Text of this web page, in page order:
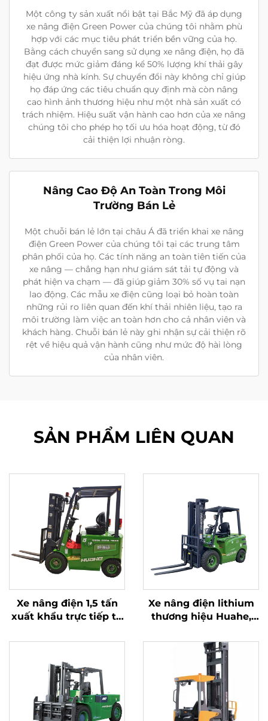
Một công ty sản xuất nổi bật tại Bắc Mỹ đã áp dụng
xe nâng điện Green Power của chúng tôi nhằm phù
hợp với các mục tiêu phát triển bền vững của họ.
Bằng cách chuyển sang sử dụng xe nâng điện, họ đã
đạt được mức giảm đáng kể 50% lượng khí thải gây
hiệu ứng nhà kính. Sự chuyển đổi này không chỉ giúp
họ đáp ứng các tiêu chuẩn quy định mà còn nâng
cao hình ảnh thương hiệu như một nhà sản xuất có
trách nhiệm. Hiệu suất vận hành cao hơn của xe nâng
chúng tôi cho phép họ tối ưu hóa hoạt động, từ đó
cải thiện lợi nhuận ròng.
Nâng Cao Độ An Toàn Trong Môi
Trường Bán Lẻ
Một chuỗi bán lẻ lớn tại châu Á đã triển khai xe nâng
điện Green Power của chúng tôi tại các trung tâm
phân phối của họ. Các tính năng an toàn tiên tiến của
xe nâng — chẳng hạn như giám sát tải tự động và
phát hiện va chạm — đã giúp giảm 30% số vụ tai nạn
lao động. Các mẫu xe điện cũng loại bỏ hoàn toàn
những rủi ro liên quan đến khí thải nhiên liệu, tạo ra
môi trường làm việc an toàn hơn cho cả nhân viên và
khách hàng. Chuỗi bán lẻ này ghi nhận sự cải thiện rõ
rệt về hiệu quả vận hành cũng như mức độ hài lòng
của nhân viên.
SẢN PHẨM LIÊN QUAN
Xe nâng điện 1,5 tấn
xuất khẩu trực tiếp từ
nhận CE, ISO và pin
địa hình
Xe nâng điện lithium
thương hiệu Huahe,
nhất; Xe nâng pin 2,5
tấn